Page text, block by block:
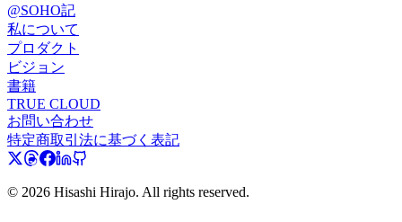
@SOHO記
私について
プロダクト
ビジョン
書籍
TRUE CLOUD
お問い合わせ
特定商取引法に基づく表記
© 2026 Hisashi Hirajo. All rights reserved.